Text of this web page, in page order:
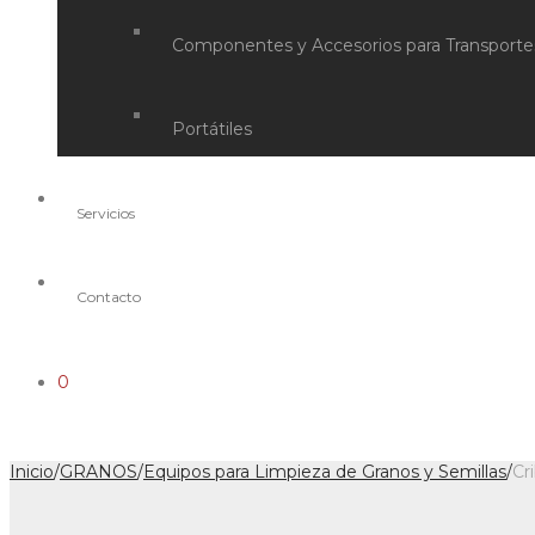
Componentes y Accesorios para
Portátiles
Servicios
Contacto
0
Inicio/GRANOS/Equipos para Limpieza de Granos y Semillas/